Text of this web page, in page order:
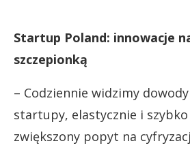
Startup Poland: innowacje
szczepionką
– Codziennie widzimy
startupy, elastycznie i
zwiększony popyt na